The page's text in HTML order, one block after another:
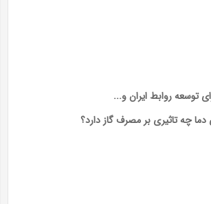
توسعه روابط ایران و...